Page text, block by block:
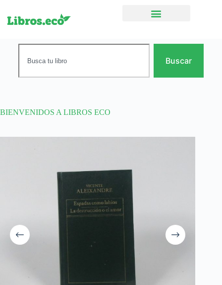
Buscar
BIENVENIDOS A LIBROS ECO